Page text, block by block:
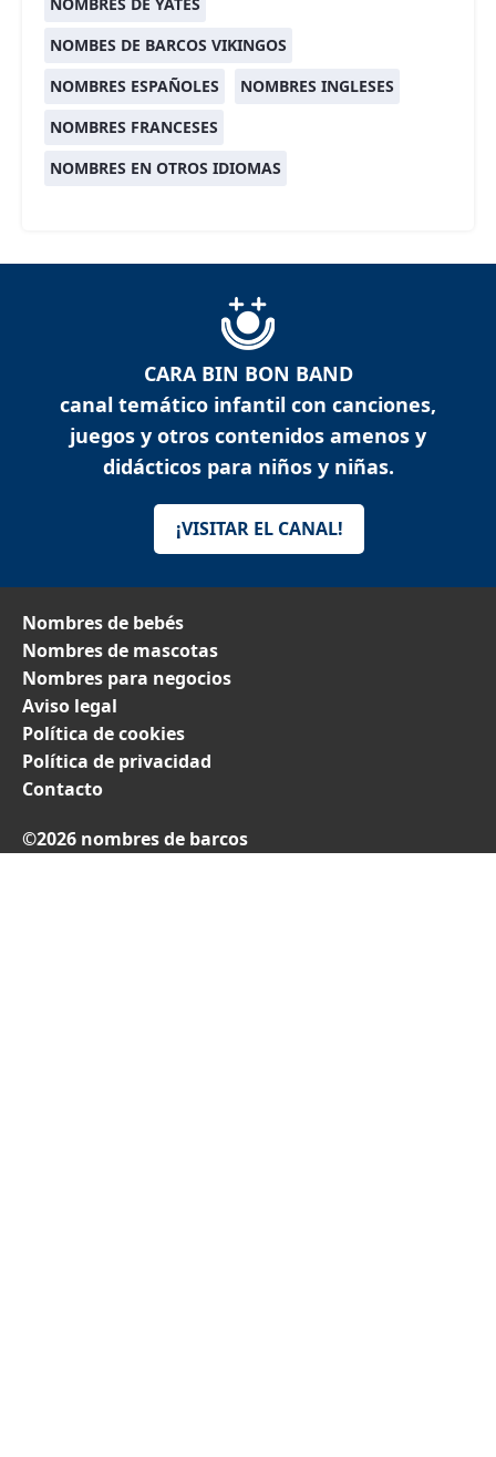
NOMBES DE BARCOS VIKINGOS
NOMBRES ESPAÑOLES
NOMBRES INGLESES
NOMBRES FRANCESES
NOMBRES EN OTROS IDIOMAS
CARA BIN BON BAND
canal temático infantil con canciones,
juegos y otros contenidos amenos y
didácticos para niños y niñas.
¡VISITAR EL CANAL!
Nombres de bebés
Nombres de mascotas
Nombres para negocios
Aviso legal
Política de cookies
Política de privacidad
Contacto
©2026 nombres de barcos